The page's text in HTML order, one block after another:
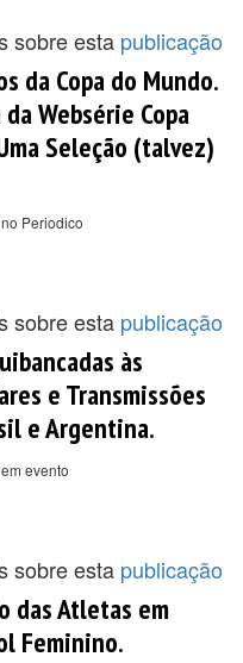
sobre esta publicação
da Copa do Mundo.
Websérie Copa
Seleção (talvez)
Periodico
sobre esta publicação
às
e Transmissões
e Argentina.
evento
sobre esta publicação
das Atletas em
Feminino.